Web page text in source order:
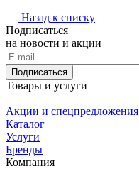
Назад к списку
Подписаться
на новости и акции
Подписаться
Товары и услуги
Акции и спецпредложения
Каталог
Услуги
Бренды
Компания